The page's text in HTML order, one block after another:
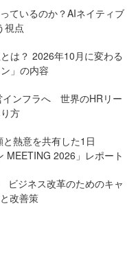
ているのか？AIネイティブ
視点
は？ 2026年10月に変わる
」の内容
インフラへ 世界のHRリー
方
熱意を共有した1日
2026」レポート
ジネス改革のためのキャ
改善策